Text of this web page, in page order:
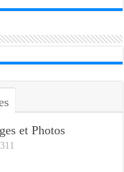
et Photos